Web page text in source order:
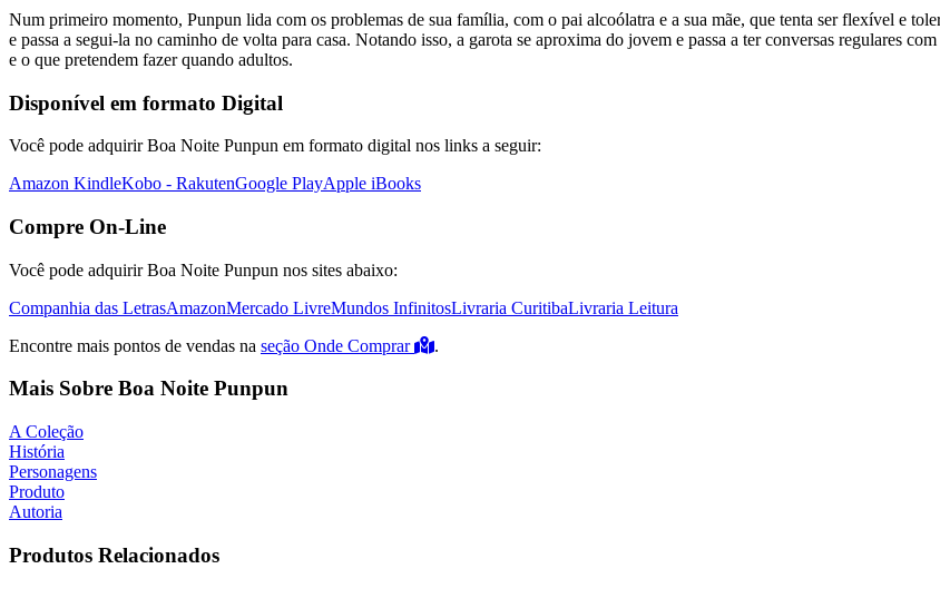
Num primeiro momento, Punpun lida com os problemas de sua família, com o pai alcoólatra e a sua mãe, que tenta ser flexível e
e passa a segui-la no caminho de volta para casa. Notando isso, a garota se aproxima do jovem e passa a ter conversas regulares
e o que pretendem fazer quando adultos.
Disponível em formato Digital
Você pode adquirir Boa Noite Punpun em formato digital nos links a seguir:
Amazon KindleKobo - RakutenGoogle PlayApple iBooks
Compre On-Line
Você pode adquirir Boa Noite Punpun nos sites abaixo:
Companhia das LetrasAmazonMercado LivreMundos InfinitosLivraria CuritibaLivraria Leitura
Encontre mais pontos de vendas na seção Onde Comprar .
Mais Sobre Boa Noite Punpun
A Coleção
História
Personagens
Produto
Autoria
Produtos Relacionados